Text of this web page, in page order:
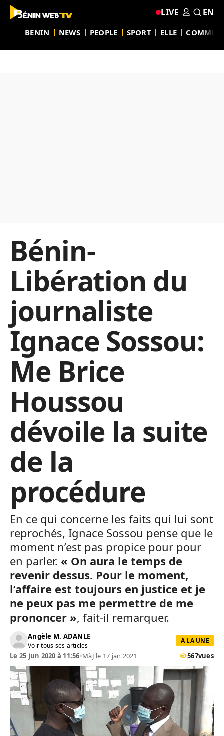
BENIN NEWS PEOPLE SPORT ELLE
LIVE EN
Bénin-
Libération du
journaliste
Ignace Sossou:
Me Brice
Houssou
dévoile la suite
de la
procédure
En ce qui concerne les faits qui lui sont
reprochés, Ignace Sossou pense que le
moment n’est pas propice pour pour
en parler. « On aura le temps de
revenir dessus. Pour le moment,
l’affaire est toujours en justice et je
ne peux pas me permettre de me
prononcer », fait-il remarquer.
Angèle M. ADANLE
Voir tous ses articles
A LA UNE
Le 25 jun 2020 à 11:56•MàJ le 17 jan 2021 567vues